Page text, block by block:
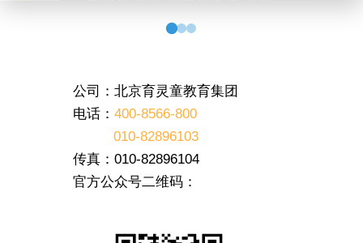
公司：北京育灵童教育集团
电话： 400-8566-800
010-82896103
传真：010-82896104
官方公众号二维码：